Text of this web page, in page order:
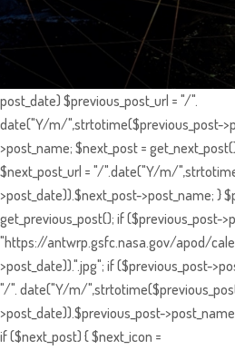
post_date) $previous_post_url = "/".
date("Y/m/",strtotime($previous_post-
>post_name; $next_post =
$next_post_url = "/".date("Y/m/
>post_date)).$next_post->post_name; }
get_previous_post(); if ($previous_post-
"https://antwrp.gsfc.nasa.gov/apod/
>post_date)).".jpg"; if ($previous_post-
"/". date("Y/m/
>post_date)).$previous_post-
if ($next_post) { $next_icon =